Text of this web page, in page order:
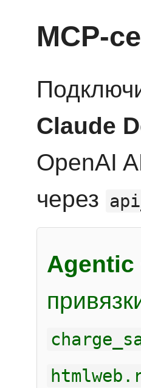
MCP-
Claude
OpenAI
через
Agentic